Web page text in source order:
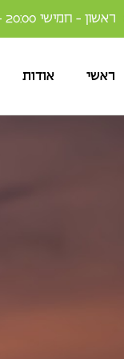
ראשון - חמישי 20:00 - 08:00
ראשי אודות ראשי אודות